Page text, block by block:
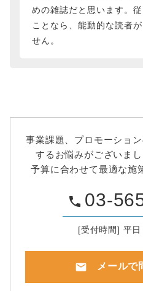
めの雑誌だと思います。
ことなら、能動的な読者
せん。
事業課題、プロモーショ
するお悩みがございま
予算に合わせて最適な施
phone 03-
[受付時間] 平
mail メールで